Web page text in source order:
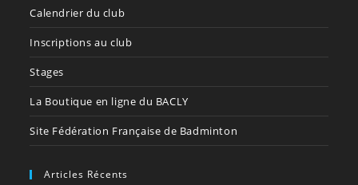
Calendrier du club
Inscriptions au club
Stages
La Boutique en ligne du BACLY
Site Fédération Française de Badminton
Articles Récents